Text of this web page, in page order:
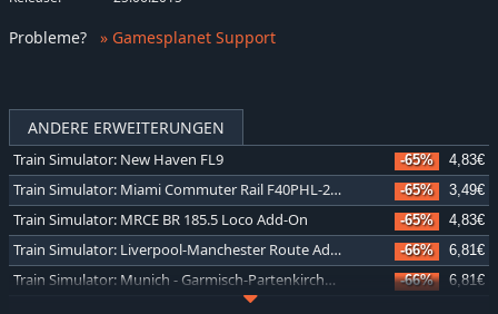
ANDERE ERWEITERUNGEN
Train Simulator: New Haven FL9 -65% 4,83€
Train Simulator: Miami Commuter Rail F40PHL-2 Loco Add-On -65% 3,49€
Train Simulator: MRCE BR 185.5 Loco Add-On -65% 4,83€
Train Simulator: Liverpool-Manchester Route Add-On -66% 6,81€
Train Simulator: Munich - Garmisch-Partenkirchen Route Add-On -66% 6,81€
Probleme? » Gamesplanet Support